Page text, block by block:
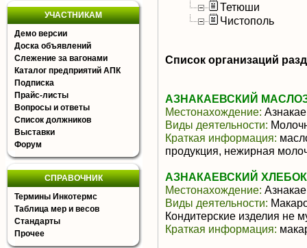
УЧАСТНИКАМ
Демо версии
Доска объявлений
Слежение за вагонами
Каталог предприятий АПК
Подписка
Прайс-листы
Вопросы и ответы
Список должников
Выставки
Форум
СПРАВОЧНИК
Термины Инкотермс
Таблица мер и весов
Стандарты
Прочее
Тетюши
Чистополь
Список организаций
АЗНАКАЕВСКИЙ
Местонахождение:
Виды деятельности:
Краткая информация:
продукция, нежирная
АЗНАКАЕВСКИЙ
Местонахождение:
Виды деятельности:
Кондитерские изделия не
Краткая информация: